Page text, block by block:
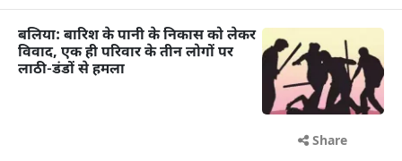
बलिया: बारिश के पानी के निकास को लेकर
विवाद, एक ही परिवार के तीन लोगों पर
लाठी-डंडों से हमला
Share